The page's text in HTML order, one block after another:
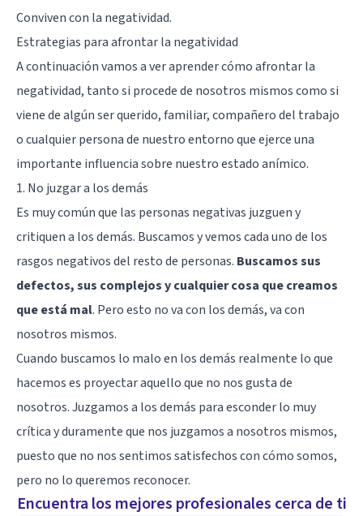
Conviven con la negatividad.
Estrategias para afrontar la negatividad
A continuación vamos a ver aprender cómo afrontar la
negatividad, tanto si procede de nosotros mismos como si
viene de algún ser querido, familiar, compañero del trabajo
o cualquier persona de nuestro entorno que ejerce una
importante influencia sobre nuestro estado anímico.
1. No juzgar a los demás
Es muy común que las personas negativas juzguen y
critiquen a los demás. Buscamos y vemos cada uno de los
rasgos negativos del resto de personas. Buscamos sus
defectos, sus complejos y cualquier cosa que creamos
que está mal. Pero esto no va con los demás, va con
nosotros mismos.
Cuando buscamos lo malo en los demás realmente lo que
hacemos es proyectar aquello que no nos gusta de
nosotros. Juzgamos a los demás para esconder lo muy
crítica y duramente que nos juzgamos a nosotros mismos,
puesto que no nos sentimos satisfechos con cómo somos,
pero no lo queremos reconocer.
Encuentra los mejores profesionales cerca de ti